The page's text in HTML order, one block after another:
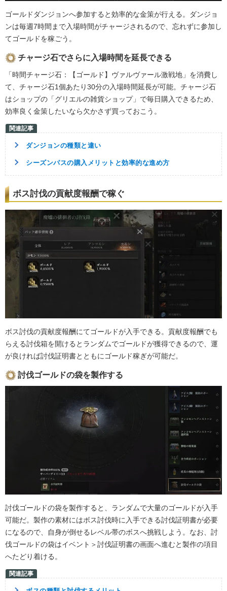
ゴールドダンジョンへ参加すると効率的な金策が行える。ダンジョ
ンは毎週7時間まで入場時間がチャージされるので、忘れずに参加し
てゴールドを稼ごう。
チャージ石でさらに入場時間を延長できる
「時間チャージ石：【ゴールド】ヴァルヴァール激戦地」を消費し
て、チャージ石1個あたり30分の入場時間延長が可能。チャージ石
はショップの「グリエルの雑貨ショップ」で毎日購入できるため、
効率良く金策したいなら欠かさず買っておこう。
ダンジョンの種類と違い
シーズンパスの購入メリットと効率的な進め方
ボス討伐の貢献度報酬で稼ぐ
ボス討伐の貢献度報酬にてゴールドが入手できる。貢献度報酬でも
らえる討伐箱を開けるとランダムでゴールドが獲得できるので、運
が良ければ討伐証明書とともにゴールド稼ぎが可能だ。
討伐ゴールドの袋を製作する
討伐ゴールドの袋を製作すると、ランダムで大量のゴールドが入手
可能だ。製作の素材にはボス討伐時に入手できる討伐証明書が必要
になるので、自身が倒せるレベル帯のボスへ挑戦しよう。なお、討
伐ゴールドの袋はイベント＞討伐証明書の画面へ進むと製作の項目
へたどり着ける。